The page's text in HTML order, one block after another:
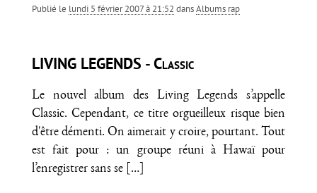
Publié le lundi 5 février 2007 à 21:52 dansAlbums rap
LIVING LEGENDS - Classic
Le nouvel album des Living Legends s’appelle
Classic. Cependant, ce titre orgueilleux risque bien
d'être démenti. On aimerait y croire, pourtant. Tout
est fait pour : un groupe réuni à Hawaï pour
l’enregistrer sans se
[…]